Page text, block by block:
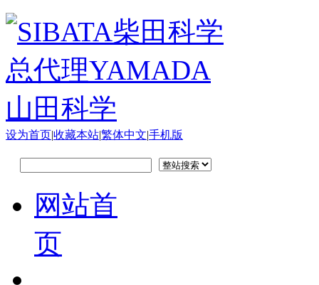
设为首页|收藏本站|繁体中文|手机版
网站首
页